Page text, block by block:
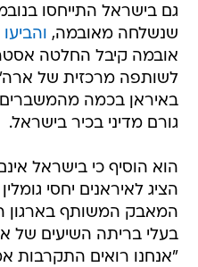
גם בישראל התייחסו
שנשלחה מאובמה,
אובמה קיבל החלטה
לשותפה מרכזית של
באיראן בכמה
גורם מדיני בכיר בישראל.
הוא הוסיף כי בישראל
הציג לאיראנים יחסי
המאבק המשותף בארגון
בעלי בריתה השיעים של
"אנחנו רואים התקרבות